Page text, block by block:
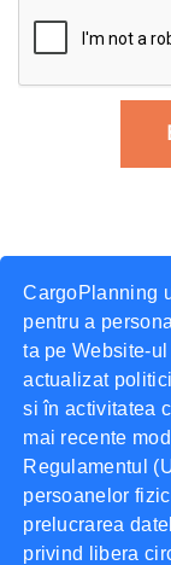
CargoPlanning
pentru a
ta pe Website-
actualizat
si în activitatea
mai recente
Regulamentul
persoanelor
prelucrarea
privind libera